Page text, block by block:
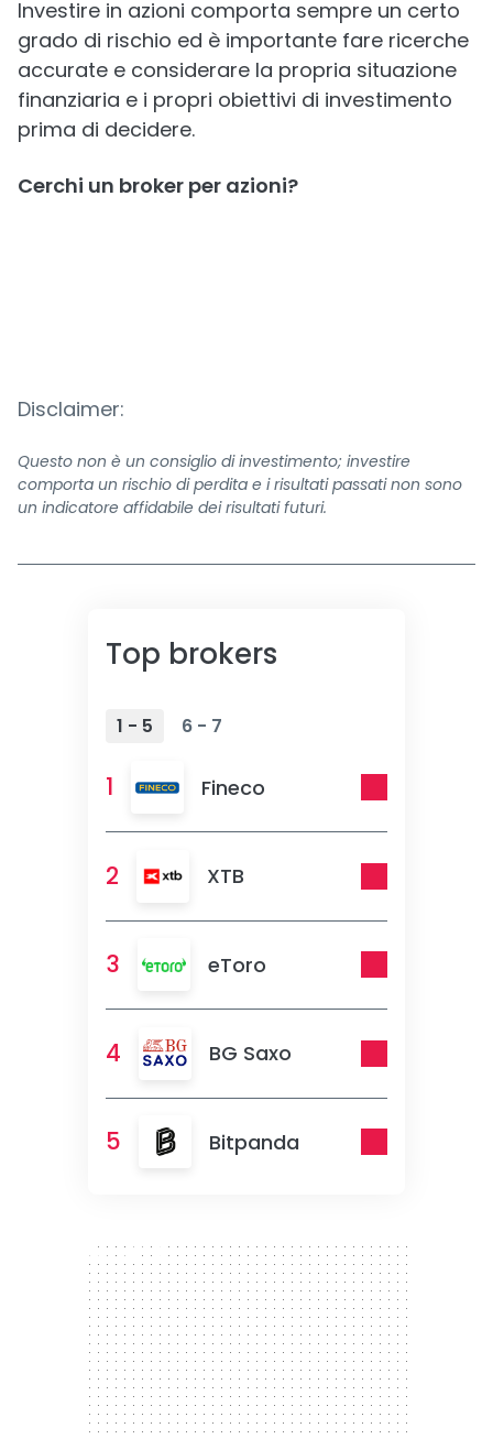
Investire in azioni comporta sempre un certo
grado di rischio ed è importante fare ricerche
accurate e considerare la propria situazione
finanziaria e i propri obiettivi di investimento
prima di decidere.
Cerchi un broker per azioni?
Disclaimer:
Questo non è un consiglio di investimento; investire
comporta un rischio di perdita e i risultati passati non sono
un indicatore affidabile dei risultati futuri.
Top brokers
1 - 5 6 - 7
1 Fineco
2 XTB
3 eToro
4 BG Saxo
5 Bitpanda
300 x 250